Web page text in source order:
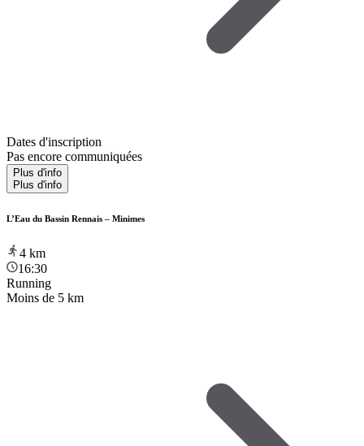
Dates d'inscription
Pas encore communiquées
Plus d'info
Plus d'info
L’Eau du Bassin Rennais – Minimes
4 km
16:30
Running
Moins de 5 km